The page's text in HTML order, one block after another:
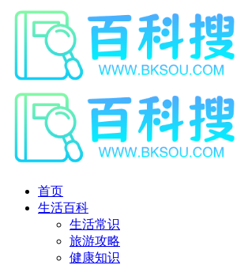
首页
生活百科
生活常识
旅游攻略
健康知识